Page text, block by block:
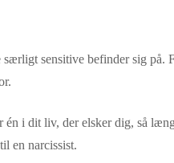
sensitive befinder sig på.
i dit liv, der elsker dig, så
en narcissist.